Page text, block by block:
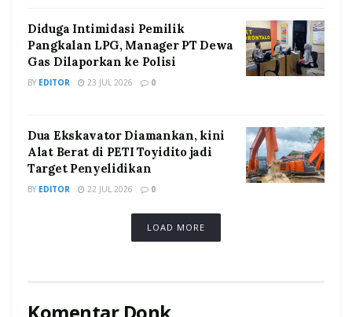
Diduga Intimidasi Pemilik
Pangkalan LPG, Manager PT Dewa
Gas Dilaporkan ke Polisi
BY EDITOR 23 JUL 2026 0
Dua Ekskavator Diamankan, kini
Alat Berat di PETI Toyidito jadi
Target Penyelidikan
BY EDITOR 22 JUL 2026 0
LOAD MORE
Komentar Donk